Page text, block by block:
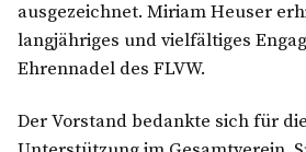
ausgezeichnet. Miriam Heuser
langjähriges und vielfältiges
Ehrennadel des FLVW.
Der Vorstand bedankte sich für